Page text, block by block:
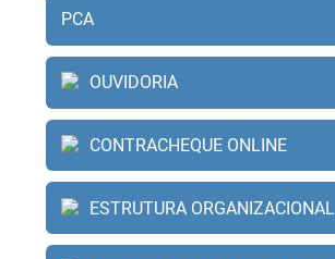
PCA
OUVIDORIA
CONTRACHEQUE ONLINE
ESTRUTURA ORGANIZACIONAL